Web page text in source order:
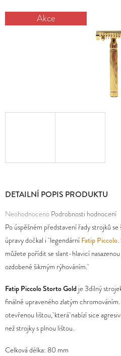
Akce
DETAILNÍ POPIS PRODUKTU
Průměrné
hodnocení
produktu
je
0,0
5
hvězdiček.
Neohodnoceno Podrobnosti hodnocení
Po úspěšném představení řady strojků
úpravy dočkal i legendární Fatip Piccolo
můžete pořídit se slant-hlavicí
ozdobené šikmým rýhováním.
Fatip Piccolo Storto Gold je 3dílný
finálně upraveného zlatým
otevřenou lištou, kteránabízí sice
než strojky s plnou lištou.
Celková délka: 80 mm
T
?
P
R
U
Č
U
J
E
M
E